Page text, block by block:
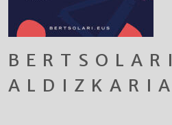
BERTSOLARI
ALDIZKARIA